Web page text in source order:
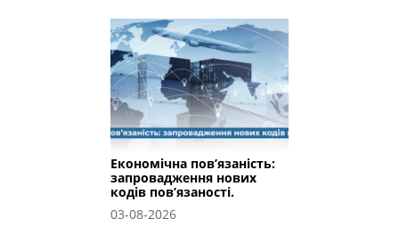
Економічна пов’язаність:
запровадження нових
кодів пов’язаності.
03-08-2026